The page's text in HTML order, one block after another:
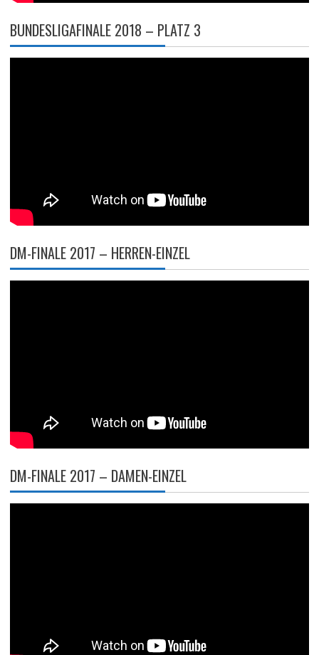
BUNDESLIGAFINALE 2018 – PLATZ 3
DM-FINALE 2017 – HERREN-EINZEL
DM-FINALE 2017 – DAMEN-EINZEL